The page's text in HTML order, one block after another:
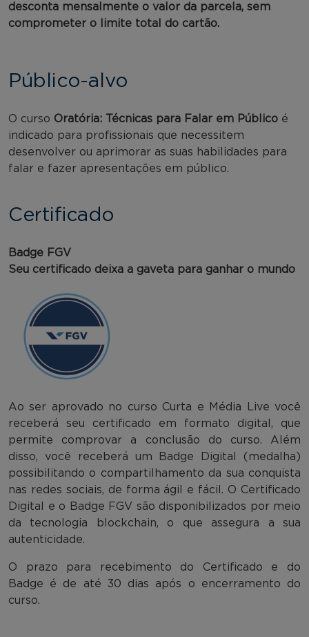
desconta mensalmente o valor da parcela, sem
comprometer o limite total do cartão.
Público-alvo
O curso Oratória: Técnicas para Falar em Público é
indicado para profissionais que necessitem
desenvolver ou aprimorar as suas habilidades para
falar e fazer apresentações em público.
Certificado
Badge FGV
Seu certificado deixa a gaveta para ganhar o mundo
Ao ser aprovado no curso Curta e Média Live você
receberá seu certificado em formato digital, que
permite comprovar a conclusão do curso. Além
disso, você receberá um Badge Digital (medalha)
possibilitando o compartilhamento da sua conquista
nas redes sociais, de forma ágil e fácil. O Certificado
Digital e o Badge FGV são disponibilizados por meio
da tecnologia blockchain, o que assegura a sua
autenticidade.
O prazo para recebimento do Certificado e do
Badge é de até 30 dias após o encerramento do
curso.